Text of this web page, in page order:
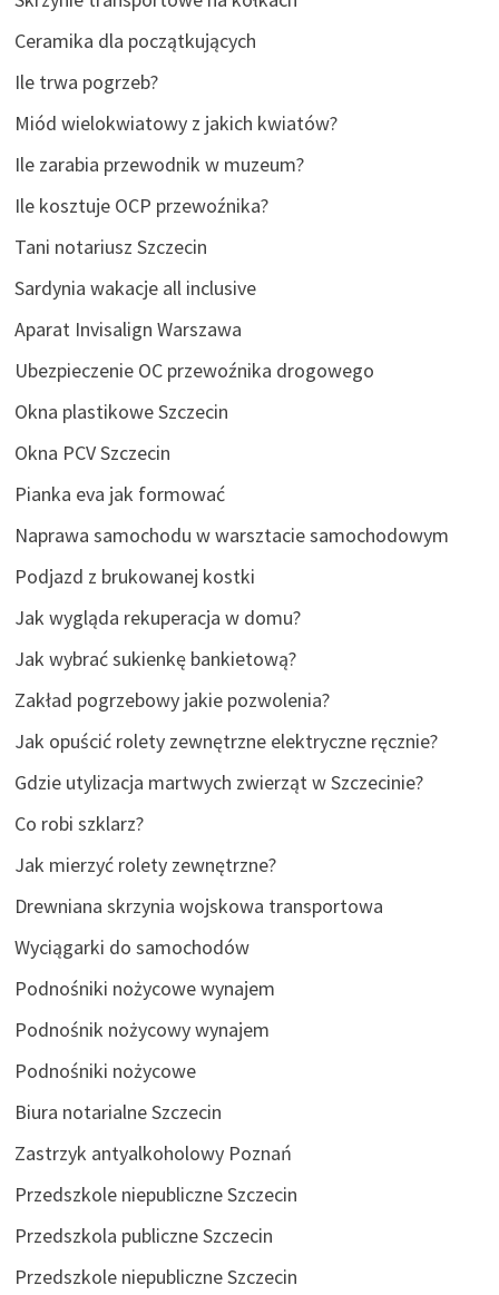
Ceramika dla początkujących
Ile trwa pogrzeb?
Miód wielokwiatowy z jakich kwiatów?
Ile zarabia przewodnik w muzeum?
Ile kosztuje OCP przewoźnika?
Tani notariusz Szczecin
Sardynia wakacje all inclusive
Aparat Invisalign Warszawa
Ubezpieczenie OC przewoźnika drogowego
Okna plastikowe Szczecin
Okna PCV Szczecin
Pianka eva jak formować
Naprawa samochodu w warsztacie samochodowym
Podjazd z brukowanej kostki
Jak wygląda rekuperacja w domu?
Jak wybrać sukienkę bankietową?
Zakład pogrzebowy jakie pozwolenia?
Jak opuścić rolety zewnętrzne elektryczne ręcznie?
Gdzie utylizacja martwych zwierząt w Szczecinie?
Co robi szklarz?
Jak mierzyć rolety zewnętrzne?
Drewniana skrzynia wojskowa transportowa
Wyciągarki do samochodów
Podnośniki nożycowe wynajem
Podnośnik nożycowy wynajem
Podnośniki nożycowe
Biura notarialne Szczecin
Zastrzyk antyalkoholowy Poznań
Przedszkole niepubliczne Szczecin
Przedszkola publiczne Szczecin
Przedszkole niepubliczne Szczecin